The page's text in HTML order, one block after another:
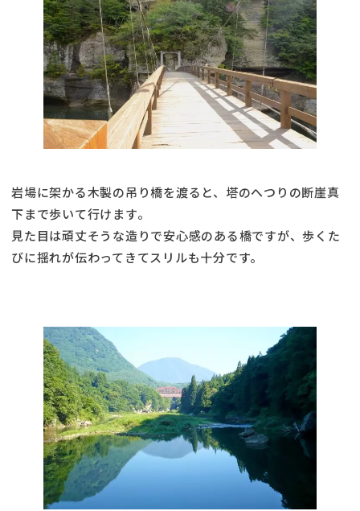
岩場に架かる木製の吊り橋を渡ると、塔のへつりの断崖真
下まで歩いて行けます。
見た目は頑丈そうな造りで安心感のある橋ですが、歩くた
びに揺れが伝わってきてスリルも十分です。